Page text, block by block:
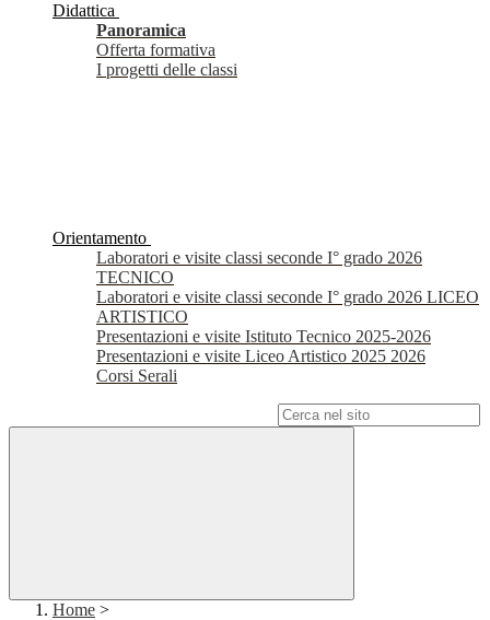
Didattica
Panoramica
Offerta formativa
I progetti delle classi
Orientamento
Laboratori e visite classi seconde I° grado 2026
TECNICO
Laboratori e visite classi seconde I° grado 2026 LICEO
ARTISTICO
Presentazioni e visite Istituto Tecnico 2025-2026
Presentazioni e visite Liceo Artistico 2025 2026
Corsi Serali
Home >